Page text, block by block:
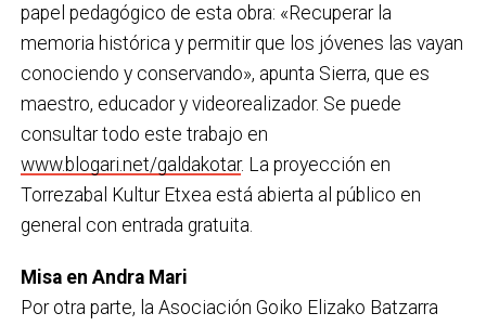
papel pedagógico de esta obra: «Recuperar la
memoria histórica y permitir que los jóvenes las vayan
conociendo y conservando», apunta Sierra, que es
maestro, educador y videorealizador. Se puede
consultar todo este trabajo en
www.blogari.net/galdakotar. La proyección en
Torrezabal Kultur Etxea está abierta al público en
general con entrada gratuita.
Misa en Andra Mari
Por otra parte, la Asociación Goiko Elizako Batzarra